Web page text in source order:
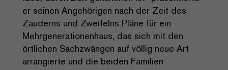
er seinen Angehörigen nach der Zeit des
Zauderns und Zweifelns Pläne für ein
Mehrgenerationenhaus, das sich mit den
örtlichen Sachzwängen auf völlig neue Art
arrangierte und die beiden Familien